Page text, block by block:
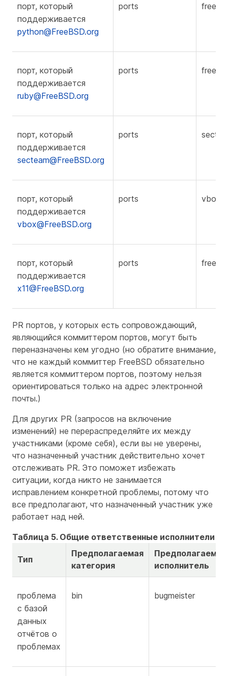
порт, который
поддерживается
python@FreeBSD.org
ports
порт, который
поддерживается
ruby@FreeBSD.org
ports
порт, который
поддерживается
secteam@FreeBSD.org
ports
порт, который
поддерживается
vbox@FreeBSD.org
ports vbox
порт, который
поддерживается
x11@FreeBSD.org
ports
PR портов, у которых есть сопровождающий,
являющийся коммиттером портов, могут быть
переназначены кем угодно (но обратите внимание,
что не каждый коммиттер FreeBSD обязательно
является коммиттером портов, поэтому нельзя
ориентироваться только на адрес электронной
почты.)
Для других PR (запросов на включение
изменений) не перераспределяйте их между
участниками (кроме себя), если вы не уверены,
что назначенный участник действительно хочет
отслеживать PR. Это поможет избежать
ситуации, когда никто не занимается
исправлением конкретной проблемы, потому что
все предполагают, что назначенный участник уже
работает над ней.
Таблица 5. Общие ответственные исполнители —
Тип
Предполагаемая
категория
Предполагаемый
исполнитель
проблема
с базой
данных
отчётов о
проблемах
bin bugmeister